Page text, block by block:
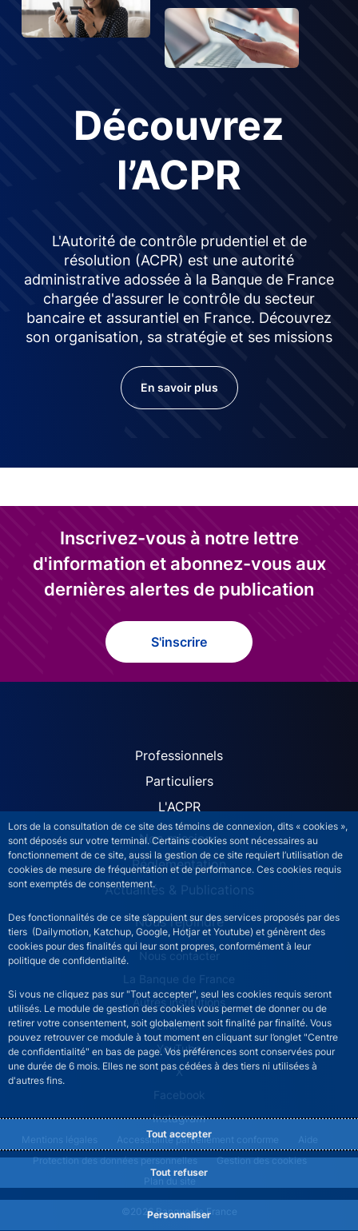
Lors de la consultation de ce site des témoins de connexion, dits « cookies »,
sont déposés sur votre terminal. Certains cookies sont nécessaires au
fonctionnement de ce site, aussi la gestion de ce site requiert l’utilisation de
cookies de mesure de fréquentation et de performance. Ces cookies requis
sont exemptés de consentement.
Des fonctionnalités de ce site s’appuient sur des services proposés par des
tiers (Dailymotion, Katchup, Google, Hotjar et Youtube) et génèrent des
cookies pour des finalités qui leur sont propres, conformément à leur
politique de confidentialité.
Si vous ne cliquez pas sur "Tout accepter", seul les cookies requis seront
utilisés. Le module de gestion des cookies vous permet de donner ou de
retirer votre consentement, soit globalement soit finalité par finalité. Vous
pouvez retrouver ce module à tout moment en cliquant sur l’onglet "Centre
de confidentialité" en bas de page. Vos préférences sont conservées pour
une durée de 6 mois. Elles ne sont pas cédées à des tiers ni utilisées à
d'autres fins.
Tout accepter
Tout refuser
Personnaliser
Découvrez
l’ACPR
L'Autorité de contrôle prudentiel et de
résolution (ACPR) est une autorité
administrative adossée à la Banque de France
chargée d'assurer le contrôle du secteur
bancaire et assurantiel en France. Découvrez
son organisation, sa stratégie et ses missions
En savoir plus
Inscrivez-vous à notre lettre
d'information et abonnez-vous aux
dernières alertes de publication
S'inscrire
ACPR site navigation
Professionnels
Particuliers
L'ACPR
Nos missions
Réglementation
Actualités & Publications
Nous rejoindre
ACPR footer secondary menu (French)
Nous contacter
La Banque de France
Autres institutions
LinkedIn
YouTube
X
Facebook
Instagram
©2026 Banque de France
ACPR footer legal notice menu
Mentions légales Accessibilité partiellement conforme
Aide
Protection des données personnelles
Gestion des cookies
Plan du site